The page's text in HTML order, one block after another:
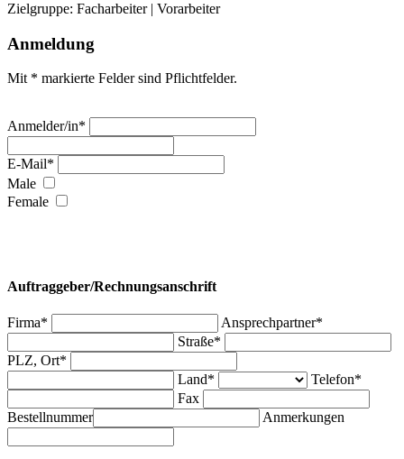
Zielgruppe: Facharbeiter | Vorarbeiter
Anmeldung
Mit * markierte Felder sind Pflichtfelder.
Anmelder/in*
E-Mail*
Male
Female
Auftraggeber/Rechnungsanschrift
Firma*
Ansprechpartner*
Straße*
PLZ, Ort*
Land*
Telefon*
Fax
Bestellnummer
Anmerkungen